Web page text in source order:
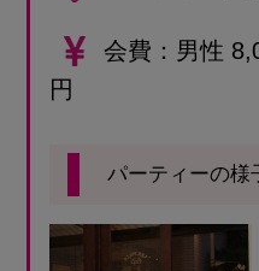
会費
男性
円
パーティーの様